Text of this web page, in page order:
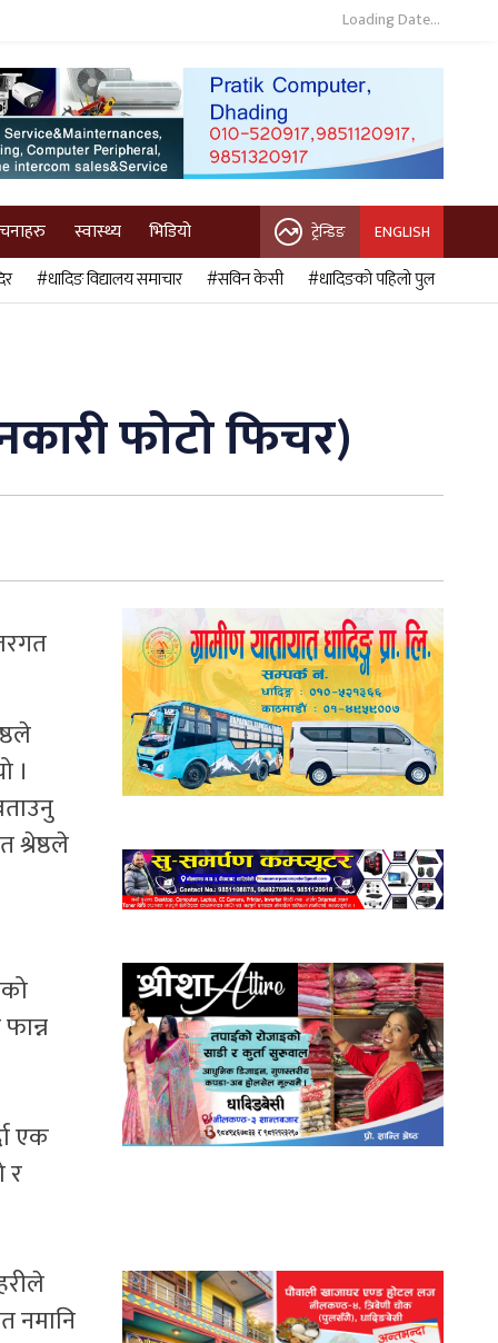
Loading Date...
स्वास्थ्य भिडियो ट्रेन्डिङ ENGLISH
#धादिङ विद्यालय समाचार #सविन केसी #धादिङको पहिलो पुल
फोटो फिचर)
।
श्रेष्ठले
एक
र
नमानि